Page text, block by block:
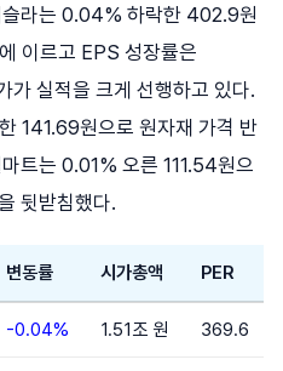
슬라는 0.04% 하락한 402.9원
이르고 EPS 성장률은
실적을 크게 선행하고 있다.
141.69원으로 원자재 가격 반
트는 0.01% 오른 111.54원으
뒷받침했다.
변동률 시가총액 PER
-0.04% 1.51조 원 369.6